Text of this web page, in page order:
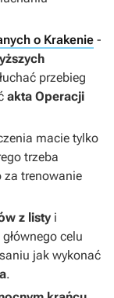
o Krakenie -
przebieg
akta Operacji
macie tylko
trzeba
za trenowanie
z listy i
celu
jak wykonać
.